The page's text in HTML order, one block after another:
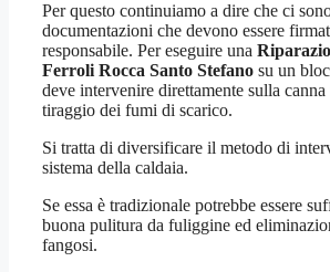
Per questo continuiamo a dire che ci
documentazioni che devono essere
responsabile. Per eseguire una
Ferroli Rocca Santo Stefano su un
deve intervenire direttamente sulla
tiraggio dei fumi di scarico.
Si tratta di diversificare il metodo di
sistema della caldaia.
Se essa è tradizionale potrebbe essere
buona pulitura da fuliggine ed
fangosi.